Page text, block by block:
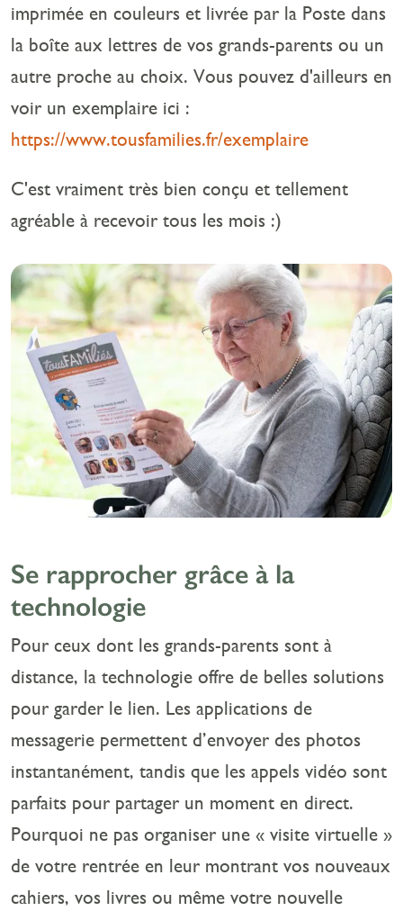
imprimée en couleurs et livrée par la Poste dans
la boîte aux lettres de vos grands-parents ou un
autre proche au choix. Vous pouvez d'ailleurs en
voir un exemplaire ici :
https://www.tousfamilies.fr/exemplaire
C'est vraiment très bien conçu et tellement
agréable à recevoir tous les mois :)
Se rapprocher grâce à la
technologie
Pour ceux dont les grands-parents sont à
distance, la technologie offre de belles solutions
pour garder le lien. Les applications de
messagerie permettent d’envoyer des photos
instantanément, tandis que les appels vidéo sont
parfaits pour partager un moment en direct.
Pourquoi ne pas organiser une « visite virtuelle »
de votre rentrée en leur montrant vos nouveaux
cahiers, vos livres ou même votre nouvelle